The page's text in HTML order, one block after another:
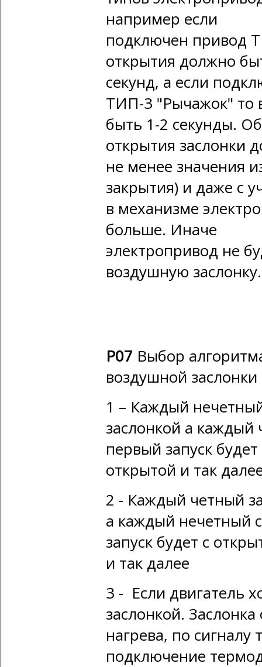
например если
подключен привод
открытия должно
секунд, а если
ТИП-3 "Рычажок" то
быть 1-2 секунды.
открытия заслонки
не менее значения
закрытия) и даже с
в механизме
больше. Иначе
электропривод не
воздушную заслонку.
Р07 Выбор
воздушной
1 – Каждый
заслонкой а
первый запуск
открытой и так
2 - Каждый четный
а каждый нечетный
запуск будет с
и так далее
3 - Если двигатель
заслонкой.
нагрева, по
подключение